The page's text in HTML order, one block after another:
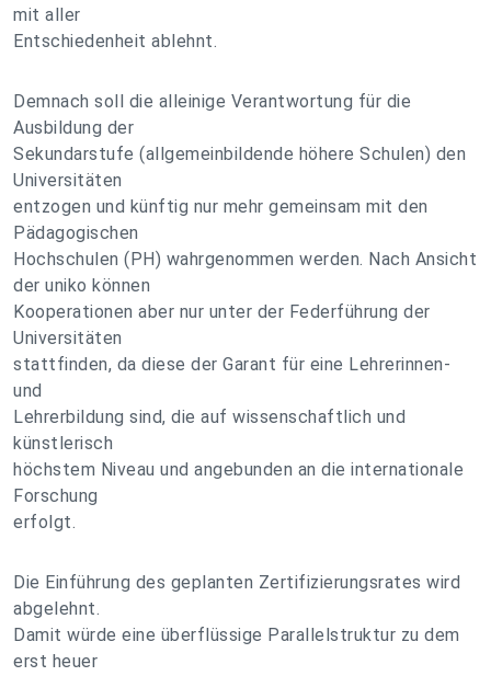
mit aller
Entschiedenheit ablehnt.
Demnach soll die alleinige Verantwortung für die
Ausbildung der
Sekundarstufe (allgemeinbildende höhere Schulen) den
Universitäten
entzogen und künftig nur mehr gemeinsam mit den
Pädagogischen
Hochschulen (PH) wahrgenommen werden. Nach Ansicht
der uniko können
Kooperationen aber nur unter der Federführung der
Universitäten
stattfinden, da diese der Garant für eine Lehrerinnen-
und
Lehrerbildung sind, die auf wissenschaftlich und
künstlerisch
höchstem Niveau und angebunden an die internationale
Forschung
erfolgt.
Die Einführung des geplanten Zertifizierungsrates wird
abgelehnt.
Damit würde eine überflüssige Parallelstruktur zu dem
erst heuer